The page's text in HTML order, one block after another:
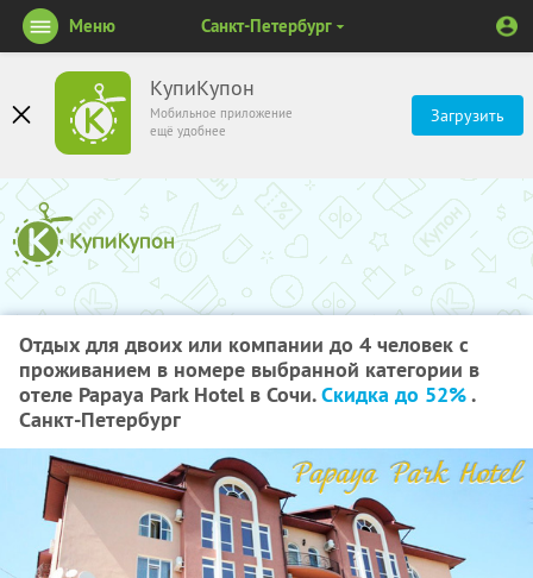
КупиКупон
Мобильное приложение
ещё удобнее
Загрузить
Меню Санкт-Петербург
Отдых для двоих или компании до 4 человек с
проживанием в номере выбранной категории в
отеле Papaya Park Hotel в Сочи.Скидка до 52%.
Санкт-Петербург